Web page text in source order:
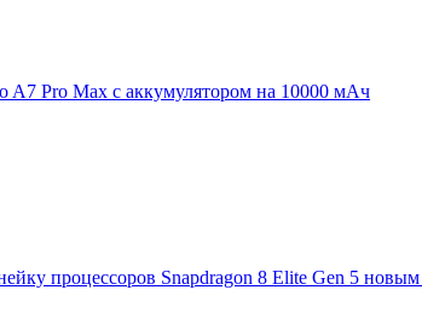
A7 Pro Max с аккумулятором на 10000 мАч
процессоров Snapdragon 8 Elite Gen 5